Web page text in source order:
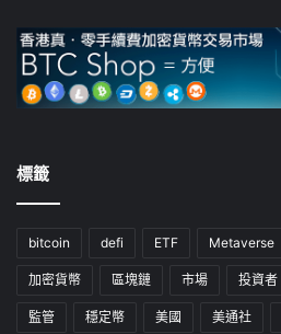
標籤
bitcoin defi ETF Metaverse
加密貨幣 區塊鏈 市場 投資者
監管 穩定幣 美國 美通社